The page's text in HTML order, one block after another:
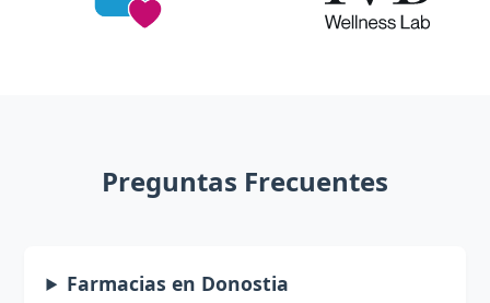
Preguntas Frecuentes
Farmacias en Donostia